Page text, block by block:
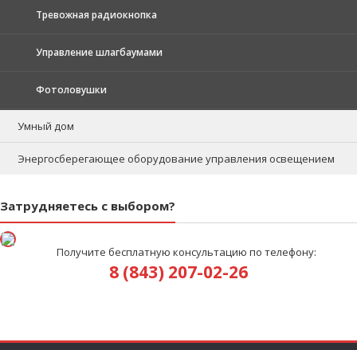
Тревожная радиокнопка
Управление шлагбаумами
Фотоловушки
Умный дом
Энергосберегающее оборудование управления освещением
Затрудняетесь с выбором?
Получите бесплатную консультацию по телефону:
8 (843) 207-02-26